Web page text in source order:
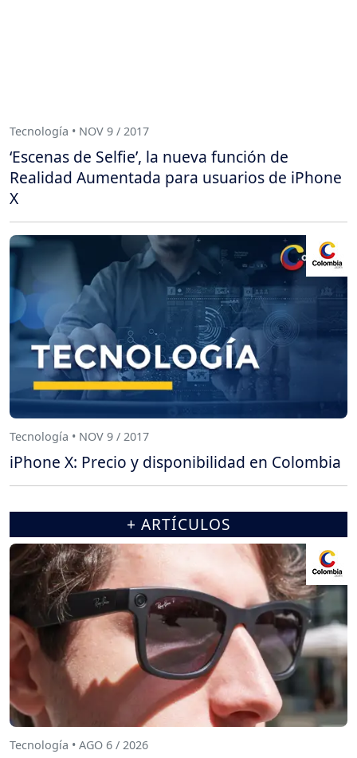
Tecnología • NOV 9 / 2017
‘Escenas de Selfie’, la nueva función de
Realidad Aumentada para usuarios de iPhone
X
Tecnología • NOV 9 / 2017
iPhone X: Precio y disponibilidad en Colombia
+ ARTÍCULOS
Tecnología • AGO 6 / 2026